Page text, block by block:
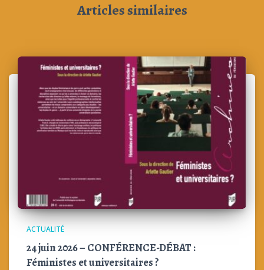
Articles similaires
ACTUALITÉ
24 juin 2026 – CONFÉRENCE-DÉBAT :
Féministes et universitaires ?